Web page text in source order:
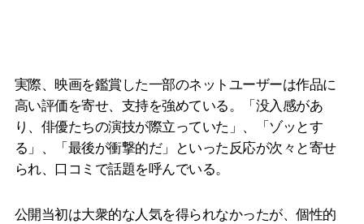
実際、映画を鑑賞した一部のネットユーザーは作品に
高い評価を寄せ、支持を強めている。「没入感があ
り、俳優たちの演技が際立っていた」、「ゾッとす
る」、「最後が衝撃的だ」といった反応が次々と寄せ
られ、口コミで話題を呼んでいる。
公開当初は大衆的な人気を得られなかったが、個性的